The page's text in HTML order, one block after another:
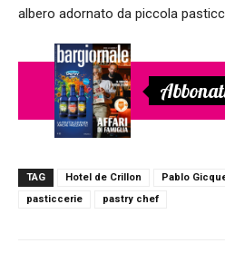
albero adornato da piccola
TAG Hotel de Crillon Pablo
pasticcerie
pastry chef